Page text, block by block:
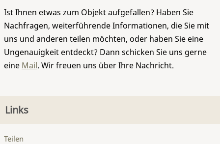
Ist Ihnen etwas zum Objekt aufgefallen? Haben Sie
Nachfragen, weiterführende Informationen, die Sie mit
uns und anderen teilen möchten, oder haben Sie eine
Ungenauigkeit entdeckt? Dann schicken Sie uns gerne
eine Mail. Wir freuen uns über Ihre Nachricht.
Links
Teilen